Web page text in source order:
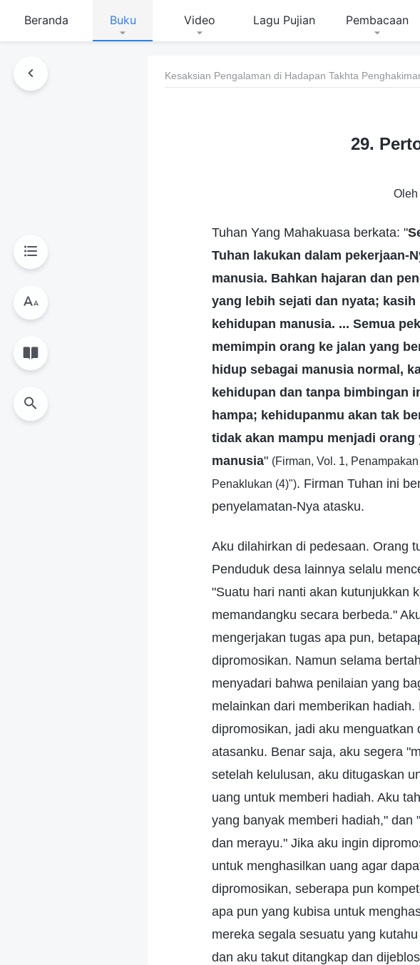
Beranda Buku Video Lagu Pujian Pembacaan
Kesaksian Pengalaman di Hadapan Takhta
29.
Oleh
Tuhan Yang Mahakuasa berkata: "
Tuhan lakukan dalam pekerjaan-
manusia. Bahkan hajaran dan
yang lebih sejati dan nyata;
kehidupan manusia. ... Semua
memimpin orang ke jalan yang
hidup sebagai manusia normal,
kehidupan dan tanpa bimbingan
hampa; kehidupanmu akan tak
tidak akan mampu menjadi
manusia" (Firman, Vol. 1,
Penaklukan (4)"). Firman Tuhan ini
penyelamatan-Nya atasku.
Aku dilahirkan di pedesaan. Orang
Penduduk desa lainnya selalu
"Suatu hari nanti akan kutunjukkan
memandangku secara berbeda."
mengerjakan tugas apa pun,
dipromosikan. Namun selama
menyadari bahwa penilaian yang
melainkan dari memberikan
dipromosikan, jadi aku
atasanku. Benar saja, aku segera
setelah kelulusan, aku ditugaskan
uang untuk memberi hadiah. Aku
yang banyak memberi hadiah,"
dan merayu." Jika aku ingin
untuk menghasilkan uang agar
dipromosikan, seberapa pun
apa pun yang kubisa untuk
mereka segala sesuatu yang
dan aku takut ditangkap dan